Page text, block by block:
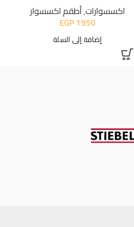
اكسسوارات,أطقم اكسسوار
EGP1950
إضافة إلى السلة